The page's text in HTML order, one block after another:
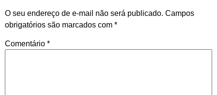
O seu endereço de e-mail não será publicado. Campos
obrigatórios são marcados com *
Comentário *